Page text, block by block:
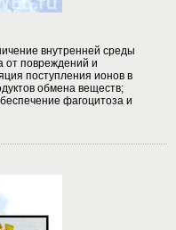
внутренней среды
от повреждений и
поступления ионов в
обмена веществ;
фагоцитоза и